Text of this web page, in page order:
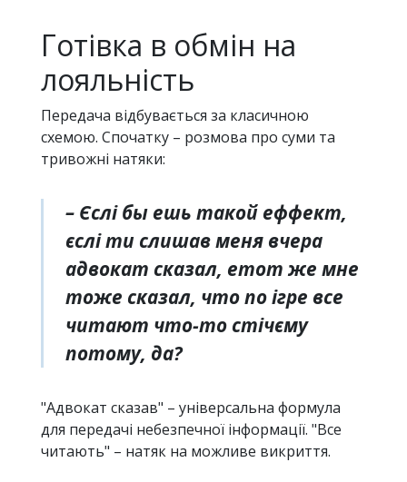
Готівка в обмін на
лояльність
Передача відбувається за класичною
схемою. Спочатку – розмова про суми та
тривожні натяки:
– Єслі бы ешь такой еффект,
єслі ти слишав меня вчера
адвокат сказал, етот же мне
тоже сказал, что по ігре все
читают что-то стічєму
потому, да?
"Адвокат сказав" – універсальна формула
для передачі небезпечної інформації. "Все
читають" – натяк на можливе викриття.